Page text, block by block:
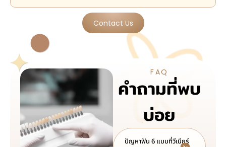
Contact Us
FAQ
คำถามที่พบ
บ่อย
ปัญหาฟัน 6 แบบที่วีเนียร์